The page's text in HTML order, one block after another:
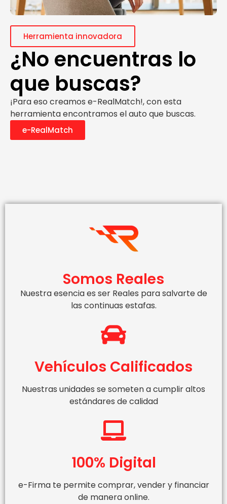
Herramienta innovadora
¿No encuentras lo
que buscas?
¡Para eso creamos e-RealMatch!, con esta
herramienta encontramos el auto que buscas.
e-RealMatch
Somos Reales
Nuestra esencia es ser Reales para salvarte de
las continuas estafas.
Vehículos Calificados
Nuestras unidades se someten a cumplir altos
estándares de calidad
100% Digital
e-Firma te permite comprar, vender y financiar
de manera online.